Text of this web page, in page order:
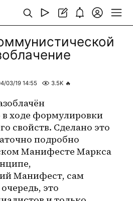
03/19 14:55 3.5K 🔥
ходе формулировки
свойств. Сделано это
подробно
Манифесте Маркса
Манифест, сам
это